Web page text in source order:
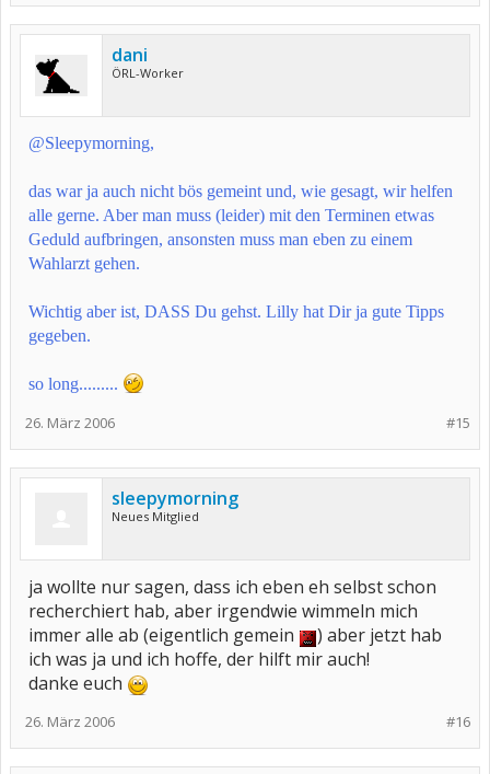
dani
ÖRL-Worker
@Sleepymorning,
das war ja auch nicht bös gemeint und, wie gesagt, wir helfen
alle gerne. Aber man muss (leider) mit den Terminen etwas
Geduld aufbringen, ansonsten muss man eben zu einem
Wahlarzt gehen.
Wichtig aber ist, DASS Du gehst. Lilly hat Dir ja gute Tipps
gegeben.
so long.........
#15
26. März 2006
sleepymorning
Neues Mitglied
ja wollte nur sagen, dass ich eben eh selbst schon
recherchiert hab, aber irgendwie wimmeln mich
immer alle ab (eigentlich gemein
) aber jetzt hab
ich was ja und ich hoffe, der hilft mir auch!
danke euch
#16
26. März 2006